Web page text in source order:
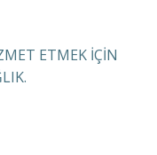
ETMEK İÇİN